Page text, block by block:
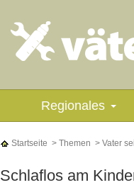
Regionales
Startseite > Themen > Vater
Schlaflos am